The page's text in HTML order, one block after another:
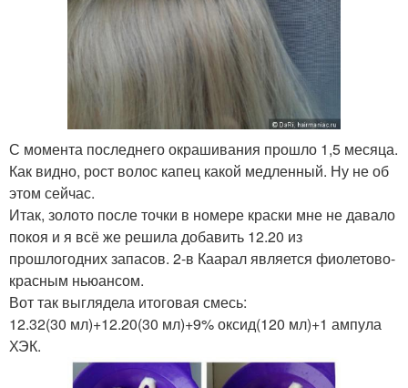
С момента последнего окрашивания прошло 1,5 месяца.
Как видно, рост волос капец какой медленный. Ну не об
этом сейчас.
Итак, золото после точки в номере краски мне не давало
покоя и я всё же решила добавить 12.20 из
прошлогодних запасов. 2-в Каарал является фиолетово-
красным ньюансом.
Вот так выглядела итоговая смесь:
12.32(30 мл)+12.20(30 мл)+9% оксид(120 мл)+1 ампула
ХЭК.